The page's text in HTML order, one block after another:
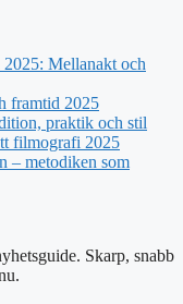
Mellanakt och
framtid 2025
praktik och stil
filmografi 2025
– metodiken som
Skarp, snabb